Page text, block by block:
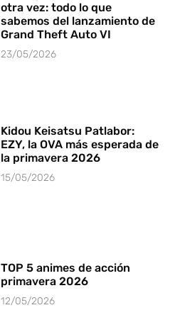
otra vez: todo lo que
sabemos del lanzamiento de
Grand Theft Auto VI
23/05/2026
Kidou Keisatsu Patlabor:
EZY, la OVA más esperada de
la primavera 2026
15/05/2026
TOP 5 animes de acción
primavera 2026
12/05/2026